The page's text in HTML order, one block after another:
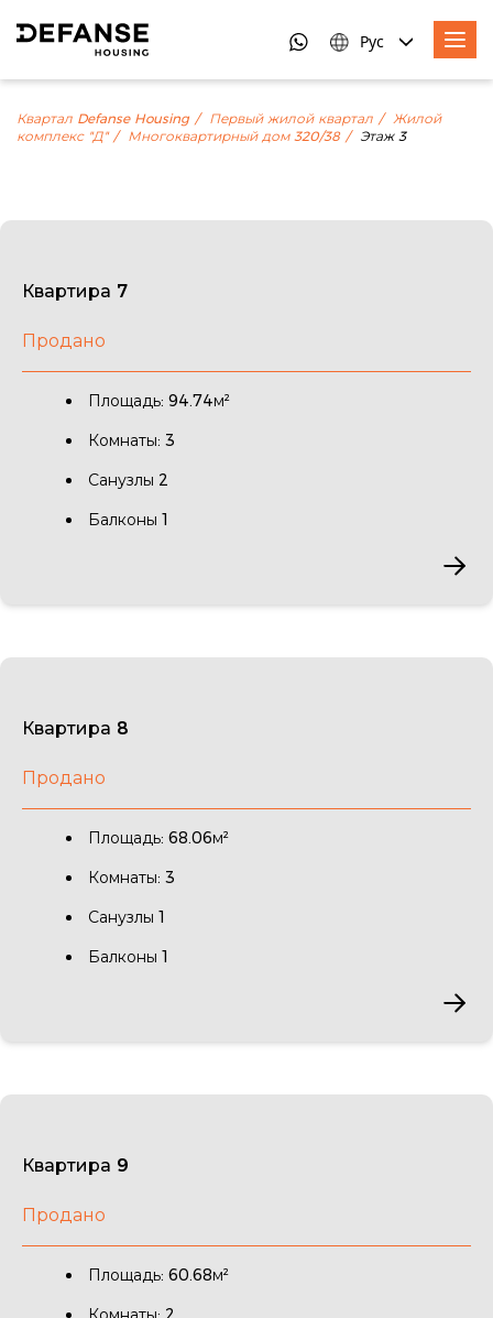
Рус
Квартал Defanse Housing Первый жилой квартал
Жилой
комплекс "Д"
Многоквартирный дом 320/38 Этаж 3
Квартира 7
Продано
Площадь: 94.74м²
Комнаты: 3
Санузлы 2
Балконы 1
Квартира 8
Продано
Площадь: 68.06м²
Комнаты: 3
Санузлы 1
Балконы 1
Квартира 9
Продано
Площадь: 60.68м²